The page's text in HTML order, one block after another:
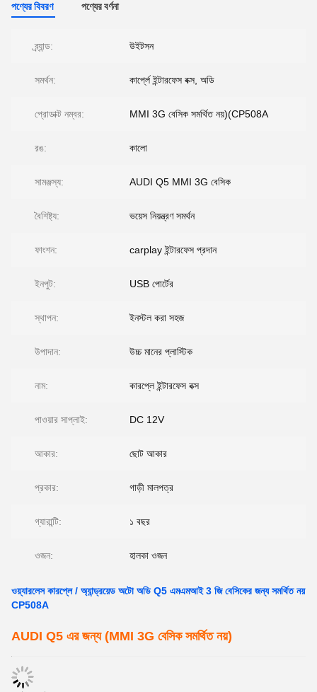
পণ্যের বিবরণ পণ্যের বর্ণনা
ব্র্যান্ড: উইটসন
সমর্থন: কার্প্লে ইন্টারফেস বক্স, অডি
প্রোডাক্ট নম্বর: MMI 3G বেসিক সমর্থিত নয়)(CP508A
রঙ: কালো
সামঞ্জস্য: AUDI Q5 MMI 3G বেসিক
বৈশিষ্ট্য: ভয়েস নিয়ন্ত্রণ সমর্থন
ফাংশন: carplay ইন্টারফেস প্রদান
ইনপুট: USB পোর্টের
স্থাপন: ইনস্টল করা সহজ
উপাদান: উচ্চ মানের প্লাস্টিক
নাম: কারপ্লে ইন্টারফেস বক্স
পাওয়ার সাপ্লাই: DC 12V
আকার: ছোট আকার
প্রকার: গাড়ী মালপত্র
গ্যারান্টি: ১ বছর
ওজন: হালকা ওজন
ওয়্যারলেস কারপ্লে / অ্যান্ড্রয়েড অটো অডি Q5 এমএমআই 3 জি বেসিকের জন্য সমর্থিত নয়
CP508A
AUDI Q5 এর জন্য (MMI 3G বেসিক সমর্থিত নয়)